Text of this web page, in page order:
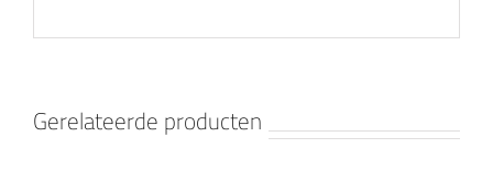
Gerelateerde producten